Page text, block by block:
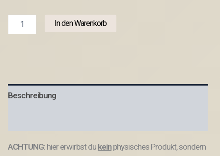
Laserdatei
Gravuren
Halter
Schulstart
In den Warenkorb
Beschreibung
ACHTUNG: hier erwirbst du kein physisches Produkt, sondern